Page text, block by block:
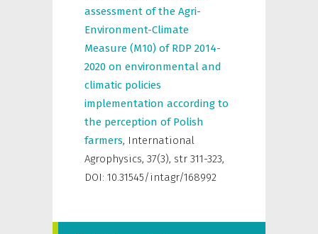
assessment of the Agri-
Environment-Climate
Measure (M10) of RDP 2014-
2020 on environmental and
climatic policies
implementation according to
the perception of Polish
farmers, International
Agrophysics, 37(3), str 311-323,
DOI: 10.31545/intagr/168992